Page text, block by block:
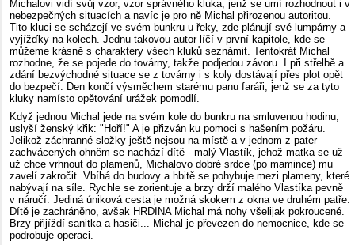
Michalovi vidí svůj vzor, vzor správného kluka, jenž se umí rozhodnout i v
nebezpečných situacích a navíc je pro ně Michal přirozenou autoritou.
Tito kluci se scházejí ve svém bunkru u řeky, zde plánují své lumpárny a
vyjížďky na kolech. Jednu takovou autor líčí v první kapitole, kde se
můžeme krásně s charaktery všech kluků seznámit. Tentokrát Michal
rozhodne, že se pojede do továrny, takže podjedou závoru. I při střelbě a
zdání bezvýchodné situace se z továrny i s koly dostávají přes plot opět
do bezpečí. Den končí výsměchem starému panu faráři, jenž se za tyto
kluky namísto opětování urážek pomodlí.
Když jednou Michal jede na svém kole do bunkru na smluvenou hodinu,
uslyší ženský křik: "Hoří!" A je přizván ku pomoci s hašením požáru.
Jelikož záchranné složky ještě nejsou na místě a v jednom z pater
zachvácených ohněm se nachází dítě - malý Vlastík, jehož matka se už
už chce vrhnout do plamenů, Michalovo dobré srdce (po mamince) mu
zavelí zakročit. Vbíhá do budovy a hbitě se pohybuje mezi plameny, které
nabývají na síle. Rychle se zorientuje a brzy drží malého Vlastíka pevně
v náručí. Jediná úniková cesta je možná skokem z okna ve druhém patře.
Dítě je zachráněno, avšak HRDINA Michal má nohy všelijak pokroucené.
Brzy přijíždí sanitka a hasiči... Michal je převezen do nemocnice, kde se
podrobuje operaci.